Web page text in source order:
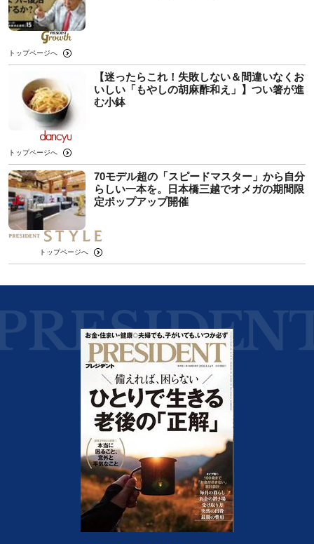
トップページへ
【迷ったらこれ！失敗しない＆間違いなくお
いしい「もやしの胡麻酢和え」】つい箸が進
む小鉢
トップページへ
70モデル超の「スピードマスター」から自分
らしい一本を。日本橋三越でオメガの期間限
定ポップアップ開催
トップページへ